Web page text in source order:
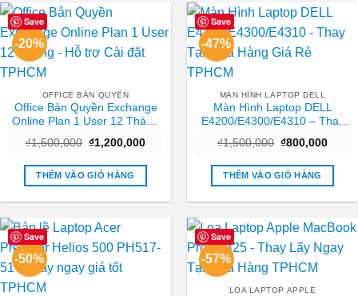
Save
-20%
OFFICE BẢN QUYỀN
Office Bản Quyền Exchange
Online Plan 1 User 12 Tháng
₫1,500,000 Giá
là:
₫1,500,000.
₫1,200,000Giá
tại
₫1,200,000.
THÊM VÀO GIỎ HÀNG
Save
-47%
MÀN HÌNH LAPTOP DELL
Màn Hình Laptop DELL
E4200/E4300/E4310 – Thay
₫1,500,000 Giá
là:
₫1,500,000.
₫800,000Giá
tại
THÊM VÀO GIỎ HÀNG
Save
-50%
Save
-57%
LOA LAPTOP APPLE